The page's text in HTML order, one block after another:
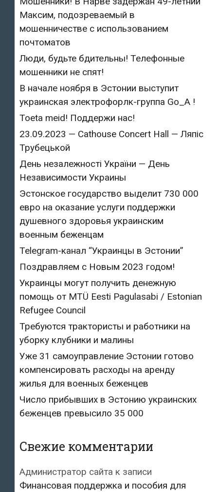
Максим, подозреваемый в
мошенничестве с использованием
почтоматов
Люди, будьте бдительны! Телефонные
мошенники не спят!
В начале ноября в Эстонии выступит
украинская электрофорлк-группа Go_A !
Toeta meid! Поддержи нас!
23.09.2023 — Cathouse Concert Hall — Ляпіс
Трубецькой
День незалежності України — День
Независимости Украины
Эстонское государство выделит 730 000
евро на оказание услуги поддержки
душевного здоровья украинским
военным беженцам
Telegram-канал “Украинцы в Эстонии”
Поздравляем с Новым 2023 годом!
Украинцы могут получить денежную
помощь от MTÜ Eesti Pagulasabi / Estonian
Refugee Council
Требуются трактористы и работники на
уборку клубники и малины
Уже 31 самоуправление Эстонии готово
компенсировать расходы на аренду
жилья для военных беженцев
Число прибывших в Эстонию украинских
беженцев превысило 35 000
Свежие комментарии
Администратор сайта к записи
Финансовая поддержка и пособия для